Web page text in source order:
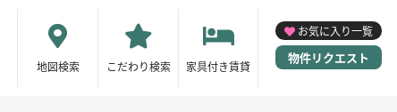
地図検索 こだわり検索 家具付き賃貸
お気に入り一覧
物件リクエスト